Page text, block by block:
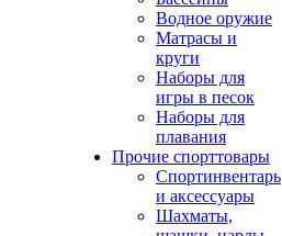
Водное оружие
Матрасы и
круги
Наборы для
игры в песок
Наборы для
плавания
Прочие спорттовары
Спортинвентарь
и аксессуары
Шахматы,